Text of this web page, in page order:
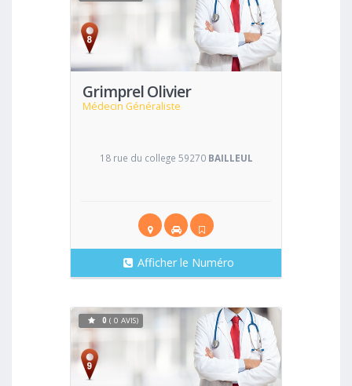
Grimprel Olivier
Médecin Généraliste
Voir
18 rue du college 59270 BAILLEUL
Afficher le Numéro
Voir
0 ( 0 AVIS)